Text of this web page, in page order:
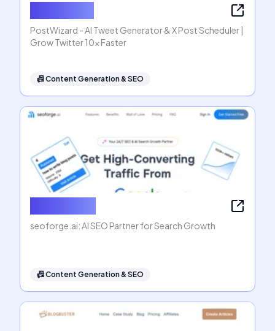
PostWizard - AI Tweet Generator & X Post Scheduler |
Grow Twitter 10x Faster
📠Content Generation & SEO
seoforge.ai: AI SEO Partner for Search Growth
📠Content Generation & SEO